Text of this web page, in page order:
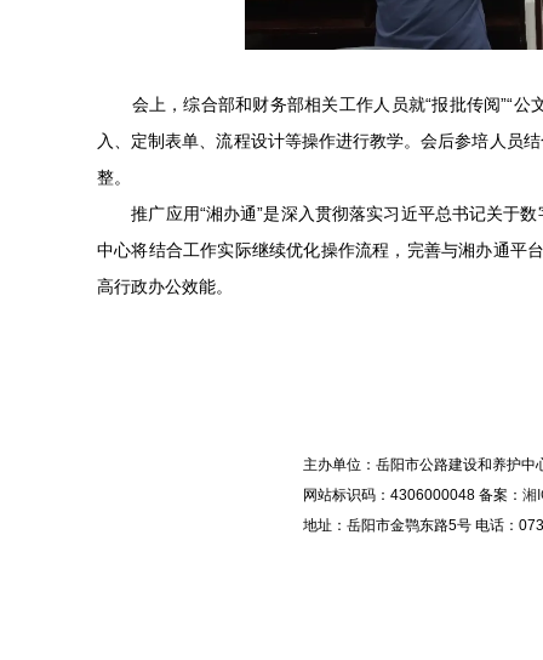
会上，综合部和财务部相关工作人员就“报批传阅”“公
入、定制表单、流程设计等操作进行教学。会后参培人员
整。
推广应用“湘办通”是深入贯彻落实习近平总书记关于数
中心将结合工作实际继续优化操作流程，完善与湘办通平
高行政办公效能。
主办单位：岳阳市公路建设和养护中
网站标识码：4306000048 备案： 湘
地址：岳阳市金鹗东路5号 电话：